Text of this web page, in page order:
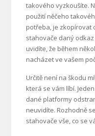
takového vyzkoušíte.
použití něčeho
potřeba, je zkopírovat
stahovače daný
uvidíte, že během
nacházet ve vašem
Určitě není na škodu
která se vám líbí.
dané platformy
neuvidíte. Rozhodně
stahovače vše, co se